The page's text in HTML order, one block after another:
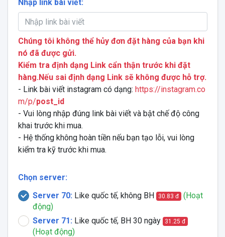
Nhập link bài viết:
Chúng tôi không thể hủy đơn đặt hàng của bạn khi
nó đã được gửi.
Kiểm tra định dạng Link cẩn thận trước khi đặt
hàng.Nếu sai định dạng Link sẽ không được hỗ trợ.
- Link bài viết instagram có dạng: https://instagram.co
m/p/post_id
- Vui lòng nhập đúng link bài viết và bật chế độ công
khai trước khi mua.
- Hệ thống không hoàn tiền nếu bạn tạo lỗi, vui lòng
kiểm tra kỹ trước khi mua.
Chọn server:
Server 70: Like quốc tế, không BH 30.83 đ
(Hoạt
động)
Server 71: Like quốc tế, BH 30 ngày 31.25 đ
(Hoạt động)